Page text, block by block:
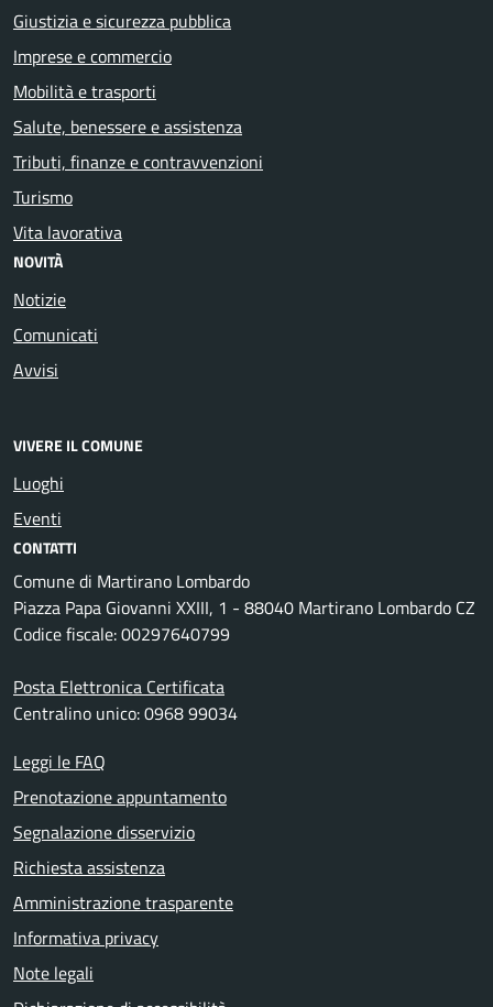
Giustizia e sicurezza pubblica
Imprese e commercio
Mobilità e trasporti
Salute, benessere e assistenza
Tributi, finanze e contravvenzioni
Turismo
Vita lavorativa
NOVITÀ
Notizie
Comunicati
Avvisi
VIVERE IL COMUNE
Luoghi
Eventi
CONTATTI
Comune di Martirano Lombardo
Piazza Papa Giovanni XXIII, 1 - 88040 Martirano Lombardo CZ
Codice fiscale: 00297640799
Posta Elettronica Certificata
Centralino unico: 0968 99034
Leggi le FAQ
Prenotazione appuntamento
Segnalazione disservizio
Richiesta assistenza
Amministrazione trasparente
Informativa privacy
Note legali